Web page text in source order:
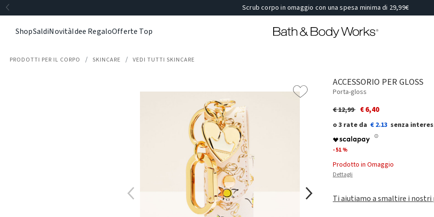
Scrub corpo in omaggio con una spesa minima di 29,99€
ShopSaldiNovitàIdee RegaloOfferte Top
PRODOTTI PER IL CORPO SKINCARE VEDI TUTTI SKINCARE
ACCESSORIO PER GLOSS
Porta-gloss
Price reduced from
€ 12,99to€ 6,40
€ 2.13
- 51 %
Prodotto in Omaggio
Dettagli
Ti aiutiamo a smaltire i